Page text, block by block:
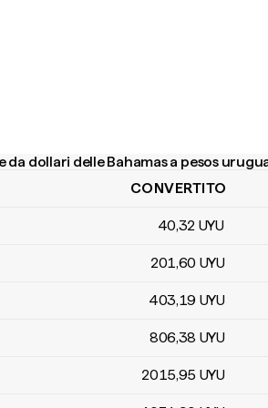
da dollari delle Bahamas a pesos
dollari delle Bahamas a pesos uruguayani
CONVERTITO
40,32 UYU
201,60 UYU
403,19 UYU
806,38 UYU
2015,95 UYU